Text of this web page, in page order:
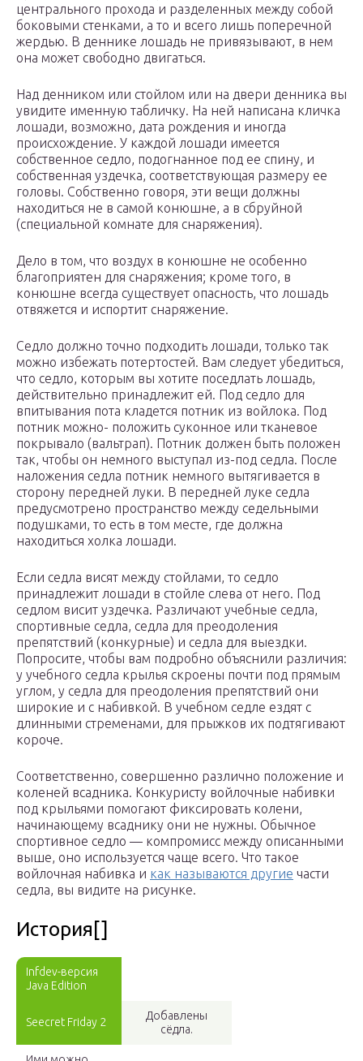
центрального прохода и разделенных между собой
боковыми стенками, а то и всего лишь поперечной
жердью. В деннике лошадь не привязывают, в нем
она может свободно двигаться.
Над денником или стойлом или на двери денника вы
увидите именную табличку. На ней написана кличка
лошади, возможно, дата рождения и иногда
происхождение. У каждой лошади имеется
собственное седло, подогнанное под ее спину, и
собственная уздечка, соответствующая размеру ее
головы. Собственно говоря, эти вещи должны
находиться не в самой конюшне, а в сбруйной
(специальной комнате для снаряжения).
Дело в том, что воздух в конюшне не особенно
благоприятен для снаряжения; кроме того, в
конюшне всегда существует опасность, что лошадь
отвяжется и испортит снаряжение.
Седло должно точно подходить лошади, только так
можно избежать потертостей. Вам следует убедиться,
что седло, которым вы хотите поседлать лошадь,
действительно принадлежит ей. Под седло для
впитывания пота кладется потник из войлока. Под
потник можно- положить суконное или тканевое
покрывало (вальтрап). Потник должен быть положен
так, чтобы он немного выступал из-под седла. После
наложения седла потник немного вытягивается в
сторону передней луки. В передней луке седла
предусмотрено пространство между седельными
подушками, то есть в том месте, где должна
находиться холка лошади.
Если седла висят между стойлами, то седло
принадлежит лошади в стойле слева от него. Под
седлом висит уздечка. Различают учебные седла,
спортивные седла, седла для преодоления
препятствий (конкурные) и седла для выездки.
Попросите, чтобы вам подробно объяснили различия:
у учебного седла крылья скроены почти под прямым
углом, у седла для преодоления препятствий они
широкие и с набивкой. В учебном седле ездят с
длинными стременами, для прыжков их подтягивают
короче.
Соответственно, совершенно различно положение и
коленей всадника. Конкуристу войлочные набивки
под крыльями помогают фиксировать колени,
начинающему всаднику они не нужны. Обычное
спортивное седло — компромисс между описанными
выше, оно используется чаще всего. Что такое
войлочная набивка и как называются другие части
седла, вы видите на рисунке.
История[]
Infdev-версия
Java Edition
Seecret Friday 2
Добавлены
сёдла.